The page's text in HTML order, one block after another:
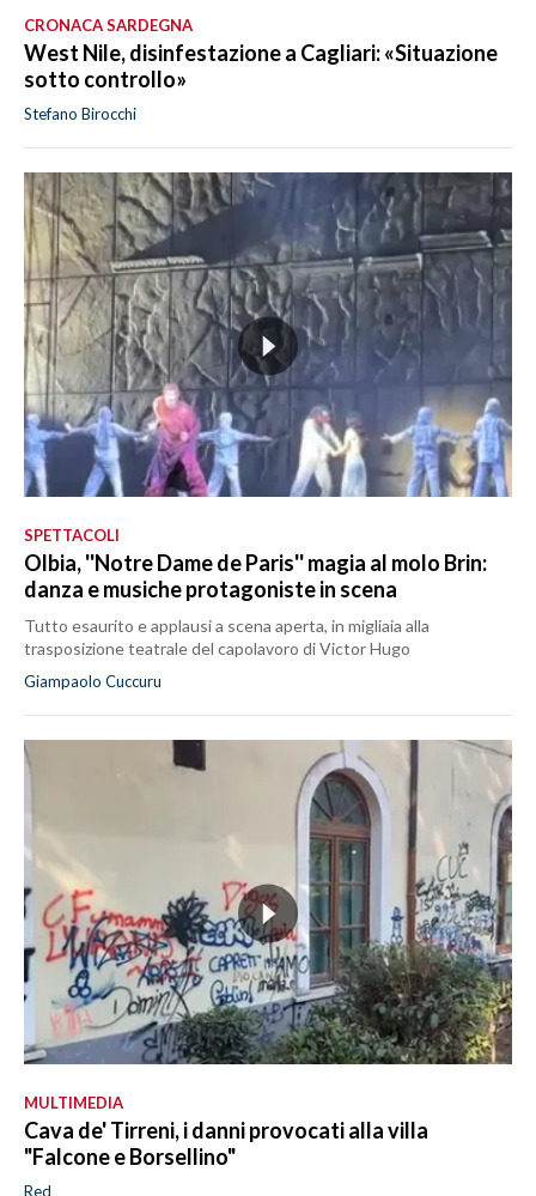
CRONACA SARDEGNA
West Nile, disinfestazione a Cagliari: «Situazione
sotto controllo»
Stefano Birocchi
SPETTACOLI
Olbia, ''Notre Dame de Paris'' magia al molo Brin:
danza e musiche protagoniste in scena
Tutto esaurito e applausi a scena aperta, in migliaia alla
trasposizione teatrale del capolavoro di Victor Hugo
Giampaolo Cuccuru
MULTIMEDIA
Cava de' Tirreni, i danni provocati alla villa
"Falcone e Borsellino"
Red